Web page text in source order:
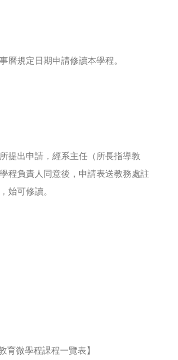
曆規定日期申請修讀本學程。
提出申請，經系主任（所長指導教
程負責人同意後，申請表送教務處註
始可修讀。
育微學程課程一覽表】